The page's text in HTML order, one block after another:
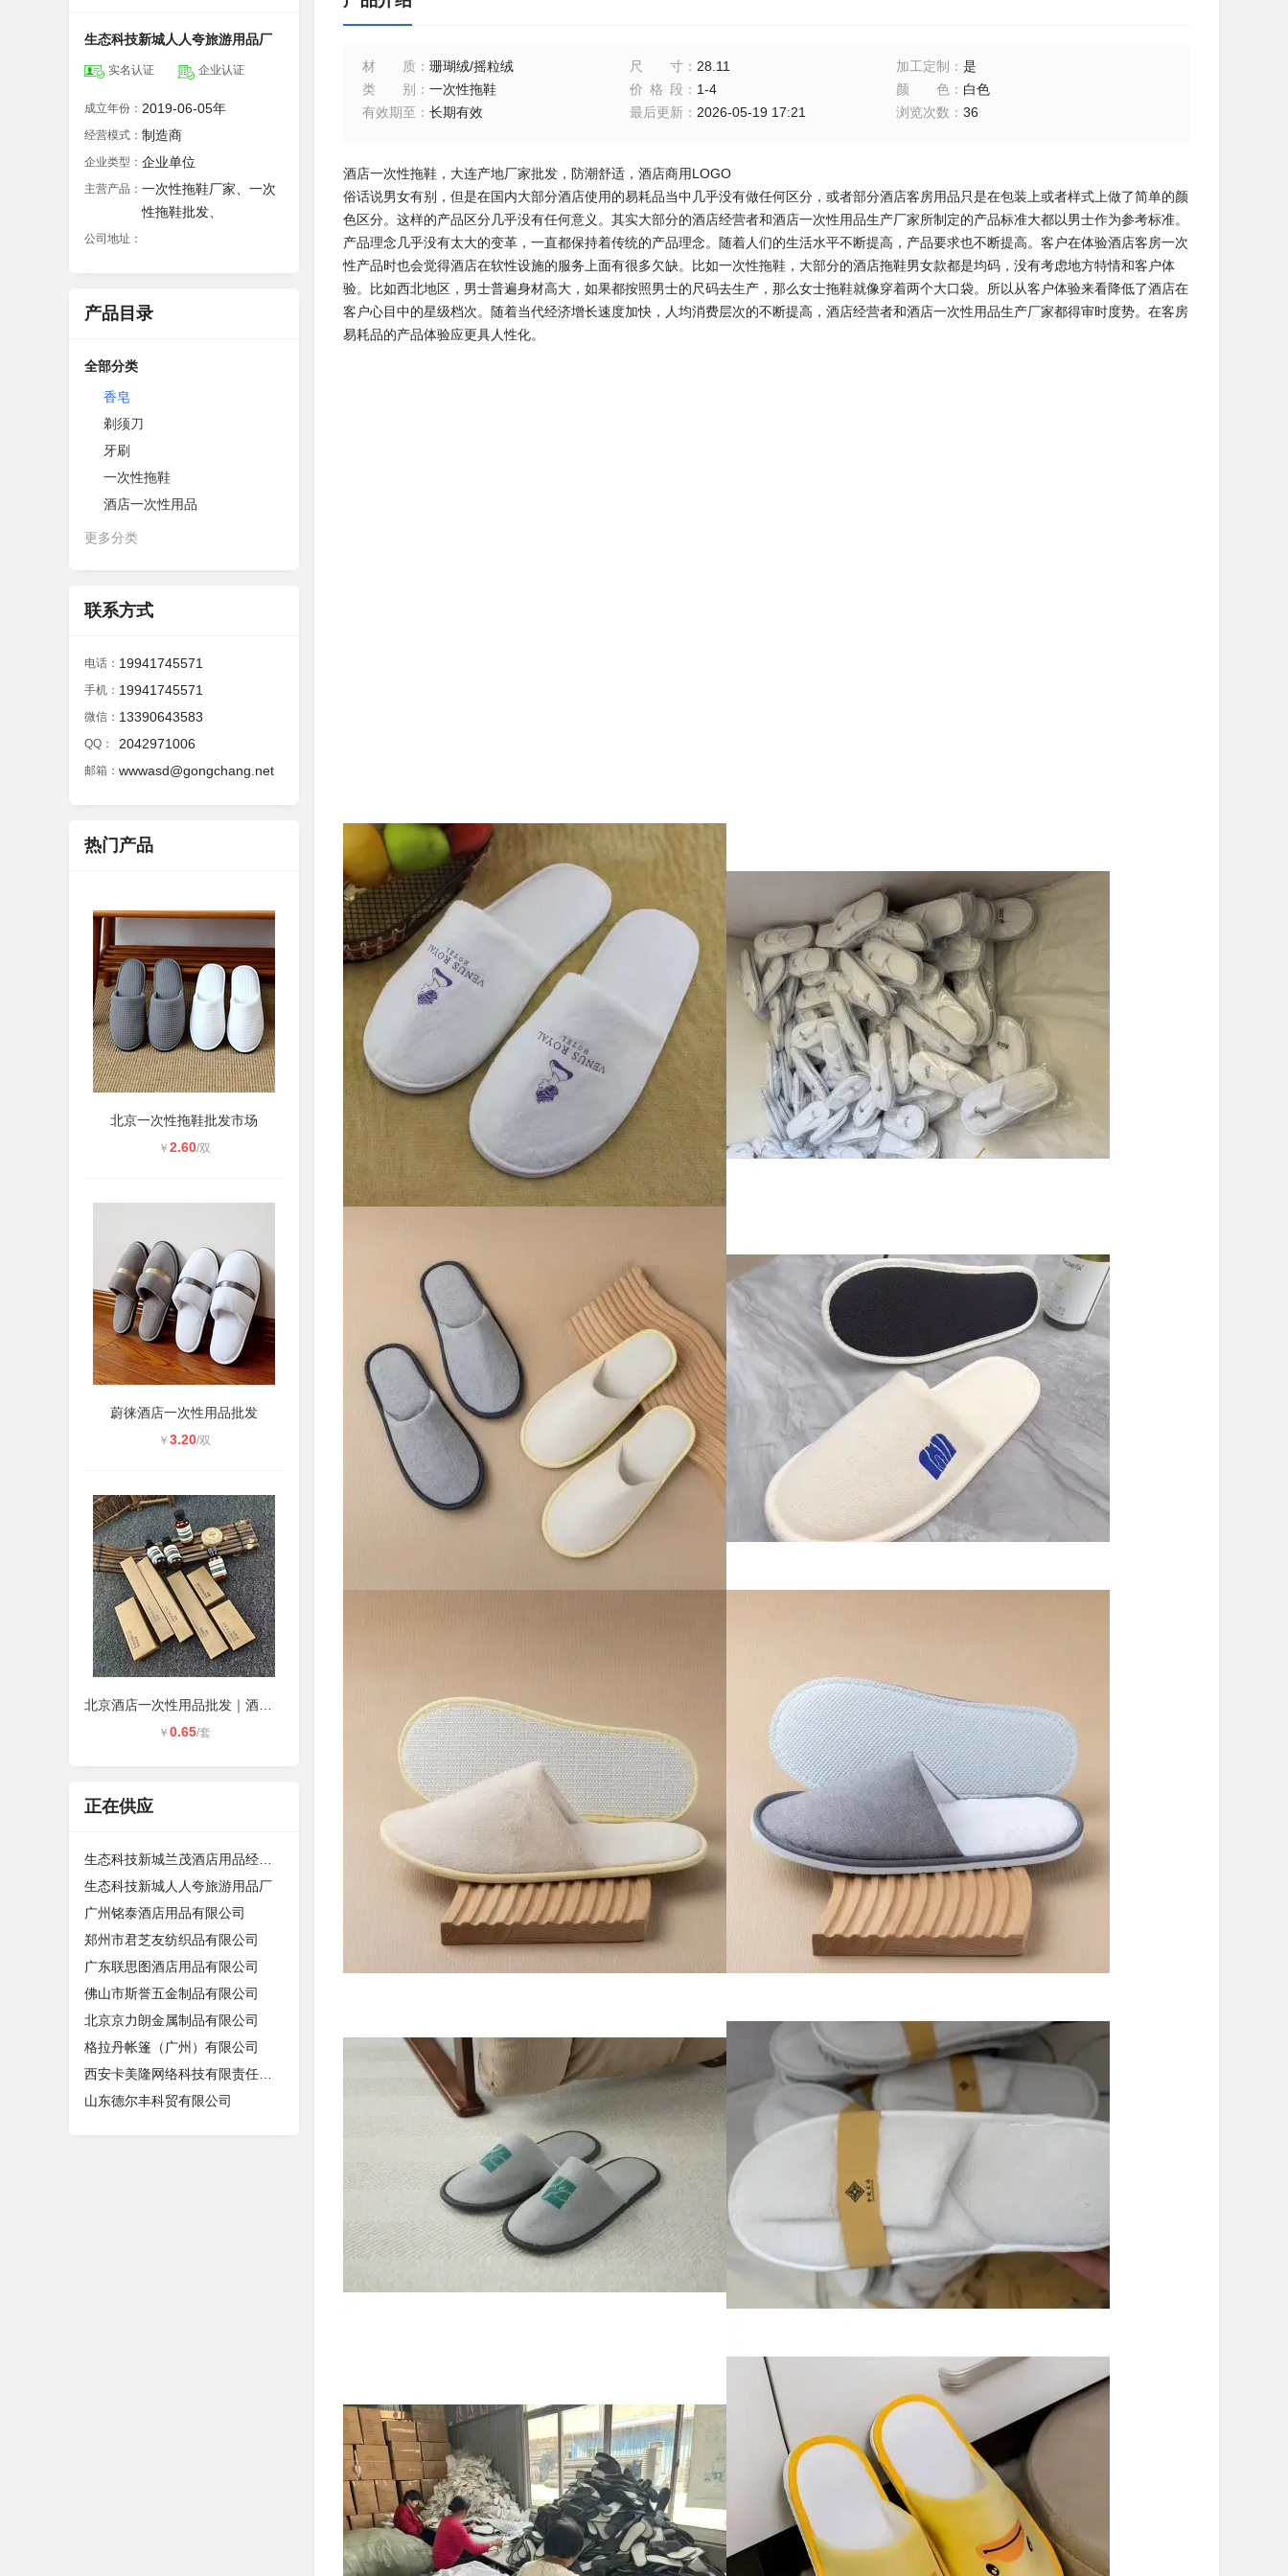
生态科技新城人人夸旅游用品厂
实名认证 企业认证
成立年份： 2019-06-05年
经营模式： 制造商
企业类型： 企业单位
主营产品： 一次性拖鞋厂家、一次
性拖鞋批发、
公司地址：
产品目录
全部分类
香皂
剃须刀
牙刷
一次性拖鞋
酒店一次性用品
更多分类
联系方式
电话： 19941745571
手机： 19941745571
微信： 13390643583
QQ： 2042971006
邮箱： wwwasd@gongchang.net
热门产品
北京一次性拖鞋批发市场
￥ 2.60/双
蔚徕酒店一次性用品批发
￥ 3.20/双
￥ 0.65/套
正在供应
生态科技新城人人夸旅游用品厂
广州铭泰酒店用品有限公司
郑州市君芝友纺织品有限公司
广东联思图酒店用品有限公司
佛山市斯誉五金制品有限公司
北京京力朗金属制品有限公司
格拉丹帐篷（广州）有限公司
山东德尔丰科贸有限公司
材质 ： 珊瑚绒/摇粒绒 尺寸： 28.11 加工定制 ：是
类别 ： 一次性拖鞋 价格段： 1-4 颜色 ： 白色
有效期至 ： 长期有效 最后更新： 2026-05-19 17:21 浏览次数 ：36
酒店一次性拖鞋，大连产地厂家批发，防潮舒适，酒店商用LOGO
俗话说男女有别，但是在国内大部分酒店使用的易耗品当中几乎没有做任何区分，或者部分酒店客房用品只是在包装上或者样式上做了简单的颜
色区分。这样的产品区分几乎没有任何意义。其实大部分的酒店经营者和酒店一次性用品生产厂家所制定的产品标准大都以男士作为参考标准。
产品理念几乎没有太大的变革，一直都保持着传统的产品理念。随着人们的生活水平不断提高，产品要求也不断提高。客户在体验酒店客房一次
性产品时也会觉得酒店在软性设施的服务上面有很多欠缺。比如一次性拖鞋，大部分的酒店拖鞋男女款都是均码，没有考虑地方特情和客户体
验。比如西北地区，男士普遍身材高大，如果都按照男士的尺码去生产，那么女士拖鞋就像穿着两个大口袋。所以从客户体验来看降低了酒店在
客户心目中的星级档次。随着当代经济增长速度加快，人均消费层次的不断提高，酒店经营者和酒店一次性用品生产厂家都得审时度势。在客房
易耗品的产品体验应更具人性化。